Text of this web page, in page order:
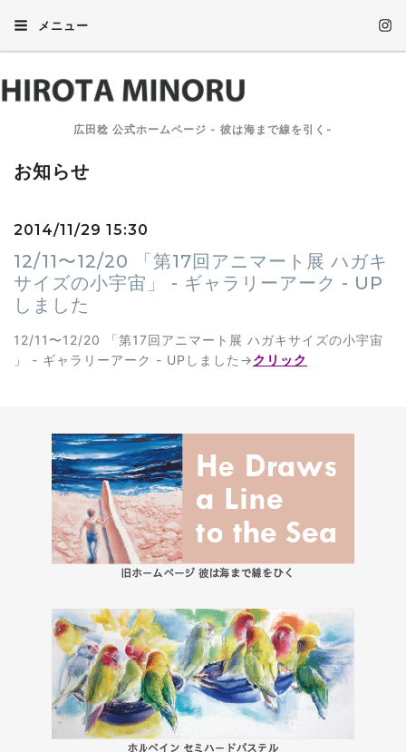
メニュー
広田稔 公式ホームページ - 彼は海まで線を引く-
お知らせ
2014/11/29 15:30
12/11〜12/20 「第17回アニマート展 ハガキ
サイズの小宇宙」 - ギャラリーアーク - UP
しました
12/11〜12/20 「第17回アニマート展 ハガキサイズの小宇宙
」 - ギャラリーアーク - UPしました→クリック